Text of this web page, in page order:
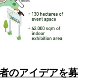
のアイデアを募